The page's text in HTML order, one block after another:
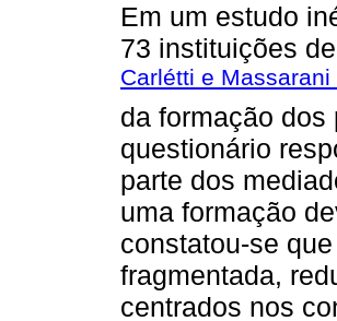
Em um estudo
73 instituições
Carlétti e Massarani
da formação
questionário
parte dos
uma formação
constatou-se
fragmentada,
centrados nos